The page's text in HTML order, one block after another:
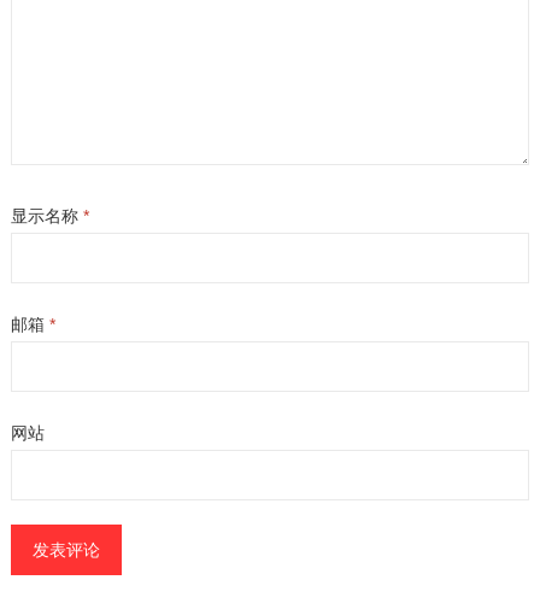
显示名称 *
邮箱 *
网站